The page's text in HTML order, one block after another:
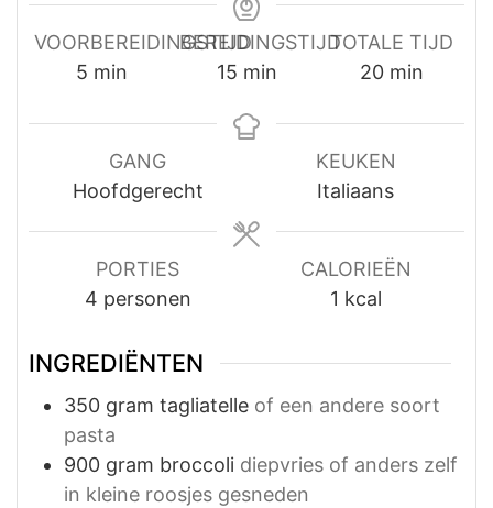
VOORBEREIDINGSTIJD
5minuten
min
BEREIDINGSTIJD
15minuten
min
TOTALE TIJD
20minuten
min
GANG
Hoofdgerecht
KEUKEN
Italiaans
PORTIES
4 personen
CALORIEËN
1 kcal
INGREDIËNTEN
350 gram tagliatelle of een andere soort
pasta
900 gram broccoli diepvries of anders zelf
in kleine roosjes gesneden